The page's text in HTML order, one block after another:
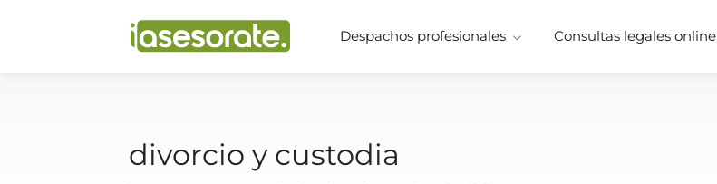
Despachos profesionales Consultas legales online
divorcio y custodia